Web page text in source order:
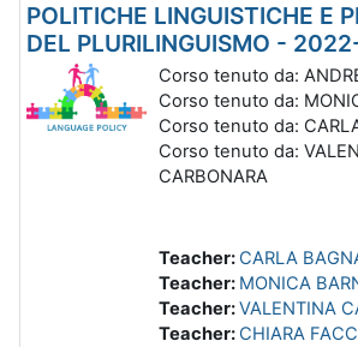
POLITICHE LINGUISTICHE E
DEL PLURILINGUISMO -
Corso tenuto da:
Corso tenuto da:
Corso tenuto da:
Corso tenuto da:
CARBONARA
Teacher: CARLA
Teacher: MONICA
Teacher:VALENTINA
Teacher: CHIARA